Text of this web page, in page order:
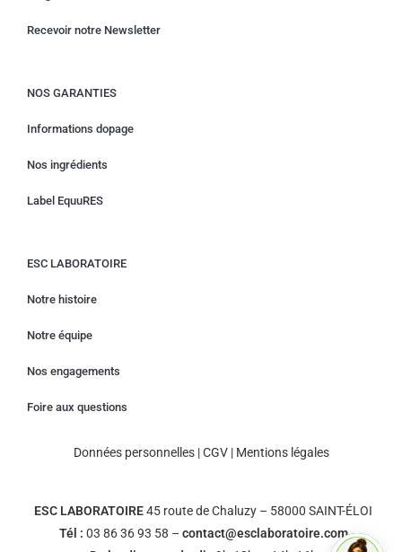
Recevoir notre Newsletter
NOS GARANTIES
Informations dopage
Nos ingrédients
Label EquuRES
ESC LABORATOIRE
Notre histoire
Notre équipe
Nos engagements
Foire aux questions
Données personnelles|CGV| Mentions légales
ESC LABORATOIRE45 route de Chaluzy – 58000 SAINT-ÉLOI
Tél : 03 86 36 93 58 – contact@esclaboratoire.com